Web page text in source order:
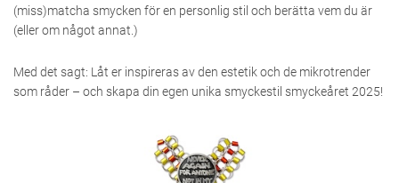
(miss)matcha smycken för en personlig stil och berätta vem du är
(eller om något annat.)
Med det sagt: Låt er inspireras av den estetik och de mikrotrender
som råder – och skapa din egen unika smyckestil smyckeåret 2025!